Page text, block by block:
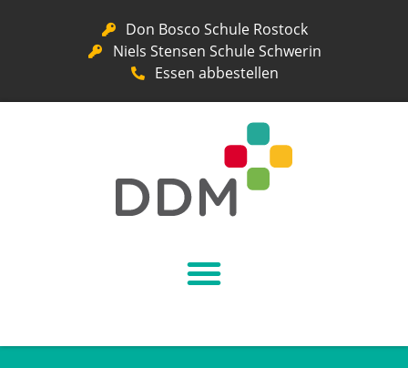
Don Bosco Schule Rostock
Niels Stensen Schule Schwerin
Essen abbestellen